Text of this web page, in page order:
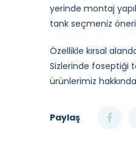
yerinde montaj
tank seçmeniz
Özellikle kırsal
Sizlerinde foseptiği
ürünlerimiz
Paylaş